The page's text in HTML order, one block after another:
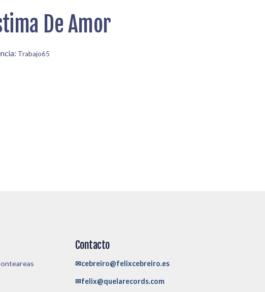
De Amor
Trabajo65
Contacto
✉cebreiro@felixcebreiro.es
✉felix@quelarecords.com